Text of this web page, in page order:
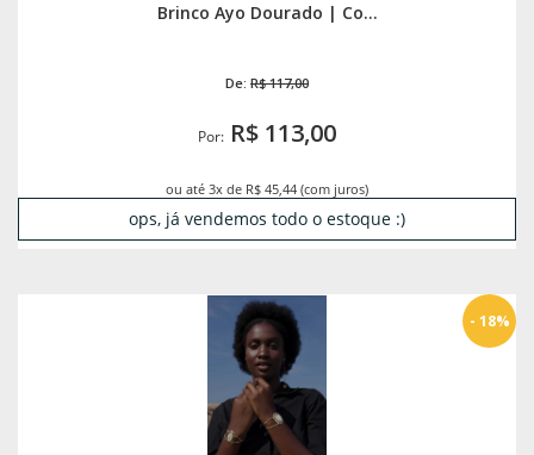
Brinco Ayo Dourado | Co...
De: R$ 117,00
Por: R$ 113,00
ou até 3x de R$ 45,44 (com juros)
ops, já vendemos todo o estoque :)
- 18%